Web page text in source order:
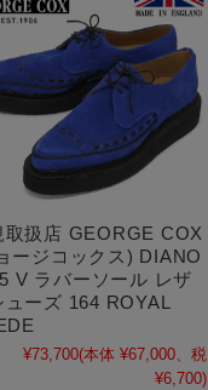
取扱店 GEORGE COX
ージコックス) DIANO
V ラバーソール レザ
ューズ 164 ROYAL
¥73,700(本体 ¥67,000、税
¥6,700)